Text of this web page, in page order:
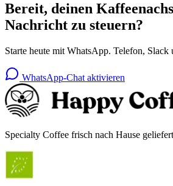
Bereit, deinen
Nachricht zu steuern?
Starte heute mit WhatsApp. Telefon,
WhatsApp-Chat aktivieren
Specialty Coffee frisch nach Hause geliefert